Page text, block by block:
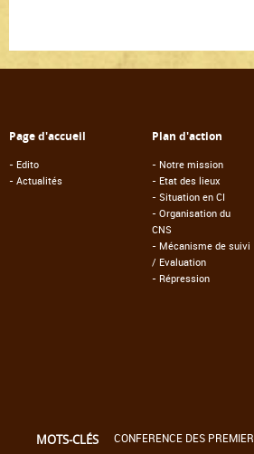
Page d'accueil
- Edito
- Actualités
Plan d'action
- Notre mission
- Etat des lieux
- Situation en CI
- Organisation du
CNS
- Mécanisme de suivi
/ Evaluation
- Répression
MOTS-CLÉS CONFERENCE DES